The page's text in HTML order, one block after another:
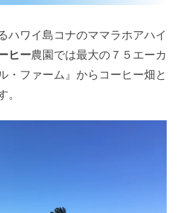
ハワイ島コナのママラホアハイ
ヒー農園では最大の７５エーカ
・ファーム』からコーヒー畑と